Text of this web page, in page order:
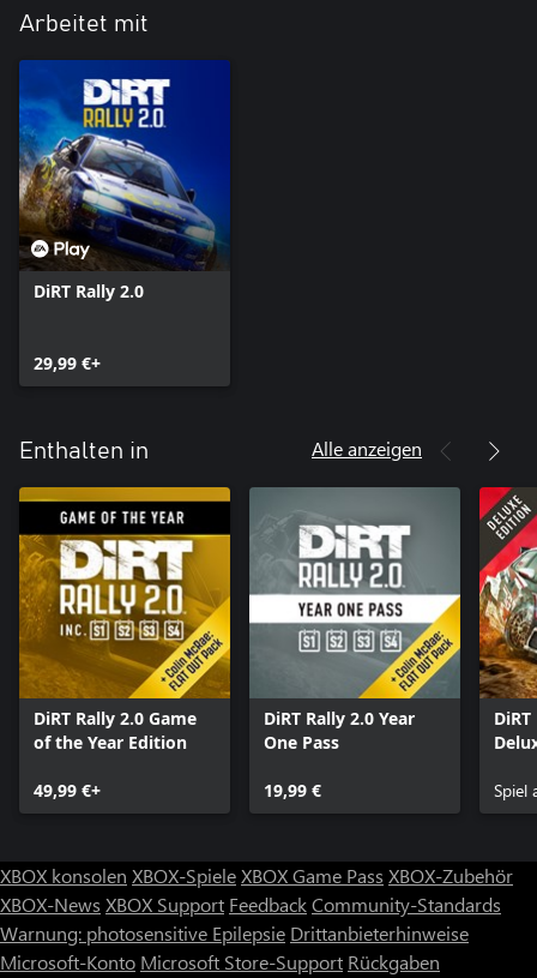
Arbeitet mit
DiRT Rally 2.0
29,99 €+
Enthalten in Alle anzeigen
DiRT Rally 2.0 Game
of the Year Edition
49,99 €+
DiRT Rally 2.0 Year
One Pass
19,99 € Spiel
XBOX konsolen XBOX-SpieleXBOX Game Pass XBOX-Zubehör
XBOX-News XBOX Support FeedbackCommunity-Standards
Warnung: photosensitive Epilepsie Drittanbieterhinweise
Microsoft-Konto Microsoft Store-Support Rückgaben